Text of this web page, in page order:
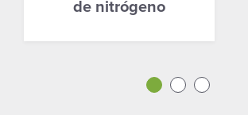
de nitrógeno